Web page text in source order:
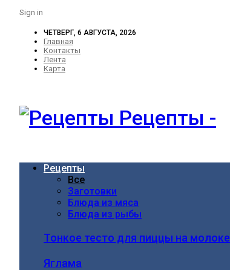
Sign in
ЧЕТВЕРГ, 6 АВГУСТА, 2026
Главная
Контакты
Лента
Карта
Рецепты -
Рецепты
Все
Заготовки
Блюда из мяса
Блюда из рыбы
Тонкое тесто для пиццы на молоке
Яглама